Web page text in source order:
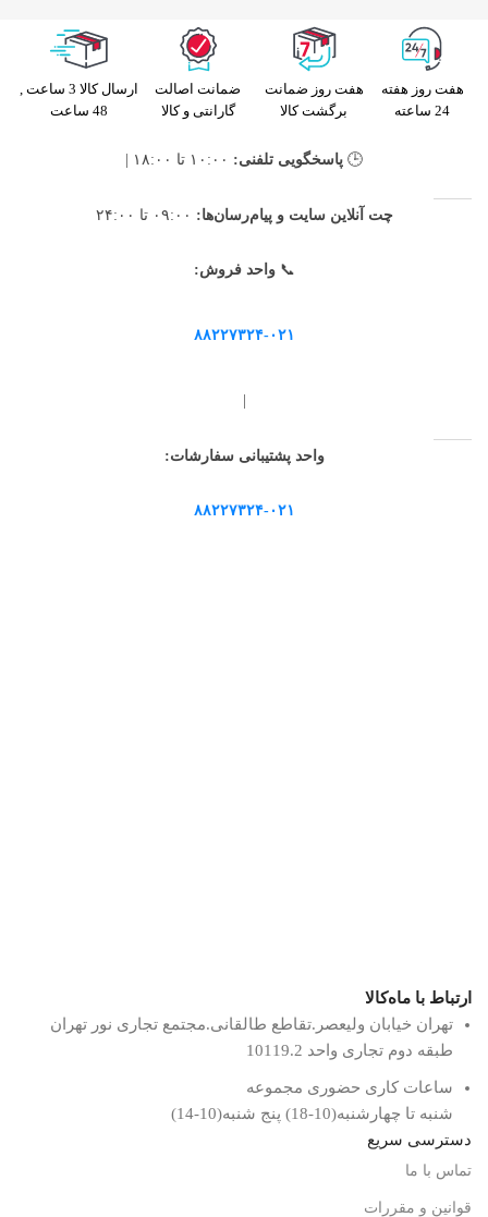
هفت روز هفته
24 ساعته
هفت روز ضمانت
برگشت کالا
ضمانت اصالت
گارانتی و کالا
ارسال کالا 3 ساعت ,
48 ساعت
🕒 پاسخگویی تلفنی:
چت آنلاین سایت و پیام‌رسان‌ها:
📞واحد فروش:
۸۸۲۲۷۳۲۴-۰۲۱
|
واحد پشتیبانی سفارشات:
۸۸۲۲۷۳۲۴-۰۲۱
ارتباط با ماه‌کالا
تهران خیابان ولیعصر.تقاطع طالقانی.مجتمع تجاری نور تهران
طبقه دوم تجاری واحد 10119.2
ساعات کاری حضوری مجموعه
شنبه تا چهارشنبه(10-18) پنج شنبه(10-14)
دسترسی سریع
تماس با ما
قوانین و مقررات